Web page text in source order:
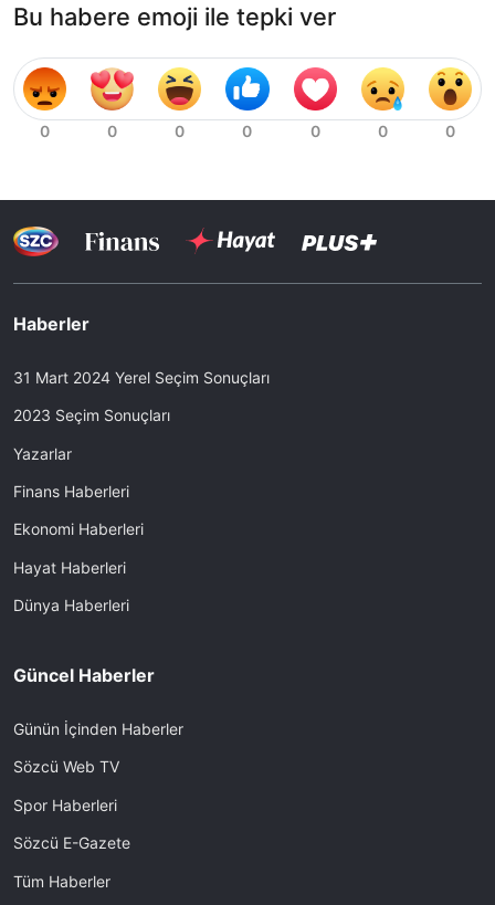
Bu habere emoji ile tepki ver
Haberler
31 Mart 2024 Yerel Seçim Sonuçları
2023 Seçim Sonuçları
Yazarlar
Finans Haberleri
Ekonomi Haberleri
Hayat Haberleri
Dünya Haberleri
Güncel Haberler
Günün İçinden Haberler
Sözcü Web TV
Spor Haberleri
Sözcü E-Gazete
Tüm Haberler